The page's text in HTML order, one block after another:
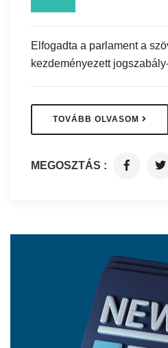
Elfogadta a parlament a
kezdeményezett
TOVÁBB OLVASOM
MEGOSZTÁS :